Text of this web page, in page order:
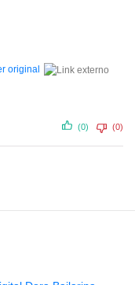
original
(0) (0)